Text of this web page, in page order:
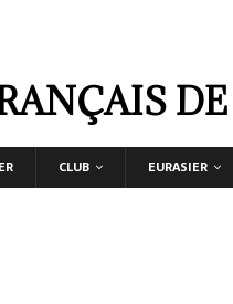
CLUB EURASIER